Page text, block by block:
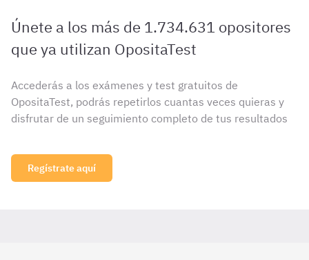
Únete a los más de 1.734.631 opositores
que ya utilizan OpositaTest
Accederás a los exámenes y test gratuitos de
OpositaTest, podrás repetirlos cuantas veces quieras y
disfrutar de un seguimiento completo de tus resultados
Regístrate aquí